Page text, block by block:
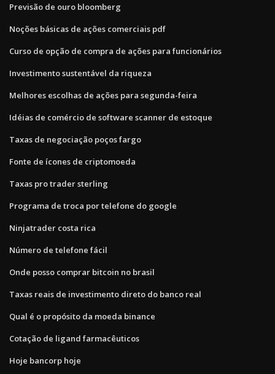
Previsão de ouro bloomberg
Noções básicas de ações comerciais pdf
Curso de opção de compra de ações para funcionários
Investimento sustentável da riqueza
Melhores escolhas de ações para segunda-feira
Idéias de comércio de software scanner de estoque
Taxas de negociação poços fargo
Fonte de ícones de criptomoeda
Taxas pro trader sterling
Programa de troca por telefone do google
Ninjatrader costa rica
Número de telefone fácil
Onde posso comprar bitcoin no brasil
Taxas reais de investimento direto do banco real
Qual é o propósito da moeda binance
Cotação de ligand farmacêuticos
Hoje bancorp hoje